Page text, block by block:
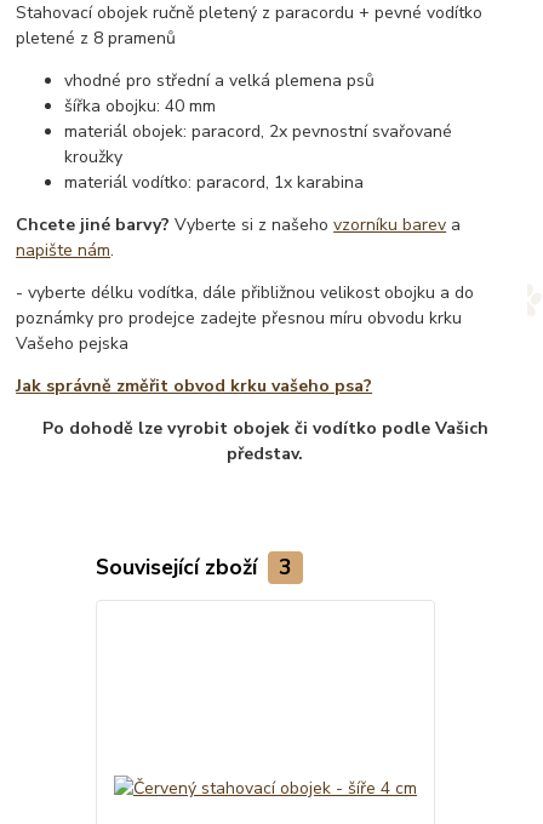
Stahovací obojek ručně pletený z paracordu + pevné vodítko
pletené z 8 pramenů
vhodné pro střední a velká plemena psů
šířka obojku: 40 mm
materiál obojek: paracord, 2x pevnostní svařované
kroužky
materiál vodítko: paracord, 1x karabina
Chcete jiné barvy? Vyberte si z našehovzorníku barev a
napište nám.
- vyberte délku vodítka, dále přibližnou velikost obojku a do
poznámky pro prodejce zadejte přesnou míru obvodu krku
Vašeho pejska
Jak správně změřit obvod krku vašeho psa?
Po dohodě lze vyrobit obojek či vodítko podle Vašich
představ.
Související zboží 3